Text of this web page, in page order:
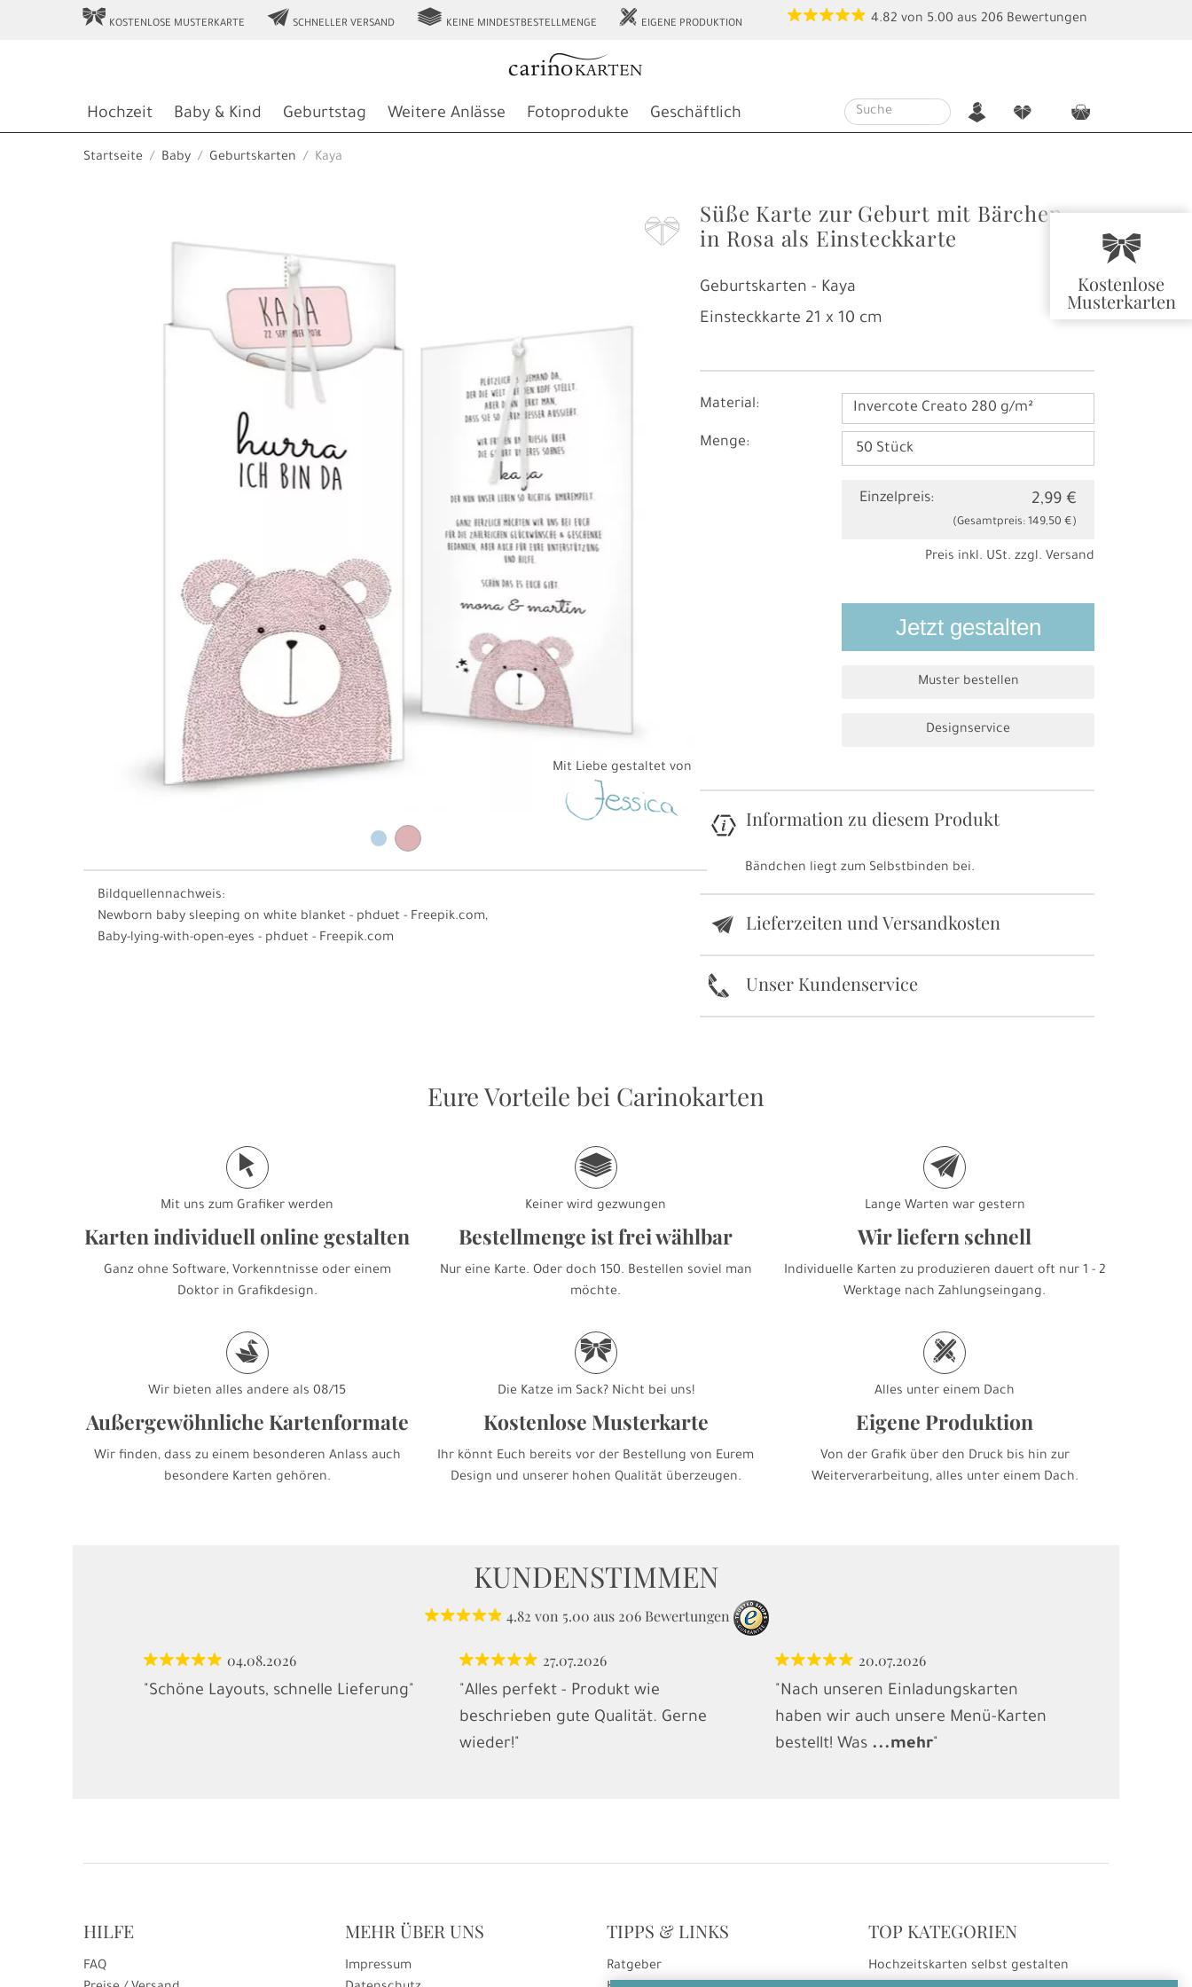
r
Kostenlose
Musterkarten
r KOSTENLOSE MUSTERKARTE e SCHNELLER VERSAND g KEINE MINDESTBESTELLMENGE h EIGENE PRODUKTION 4.82 von 5.00 aus 206 Bewertungen
Hochzeit Baby & Kind Geburtstag Weitere Anlässe Fotoprodukte Geschäftlich n f c
Startseite Baby Geburtskarten Kaya
F
Mit Liebe gestaltet von
Bildquellennachweis:
Newborn baby sleeping on white blanket - phduet - Freepik.com,
Baby-lying-with-open-eyes - phduet - Freepik.com
Süße Karte zur Geburt mit Bärchen
in Rosa als Einsteckkarte
Geburtskarten - Kaya
Einsteckkarte 21 x 10 cm
Material: Invercote Creato 280 g/m²
Menge:
Einzelpreis: 2,99 €
(Gesamtpreis: 149,50 €)
Preis inkl. USt. zzgl. Versand
Jetzt gestalten
Muster bestellen
Designservice
Information zu diesem Produkt
Bändchen liegt zum Selbstbinden bei.
e Lieferzeiten und Versandkosten
k Unser Kundenservice
Eure Vorteile bei Carinokarten
j
Mit uns zum Grafiker werden
Karten individuell online gestalten
Ganz ohne Software, Vorkenntnisse oder einem
Doktor in Grafikdesign.
g
Keiner wird gezwungen
Bestellmenge ist frei wählbar
Nur eine Karte. Oder doch 150. Bestellen soviel man
möchte.
e
Lange Warten war gestern
Wir liefern schnell
Individuelle Karten zu produzieren dauert oft nur 1 - 2
Werktage nach Zahlungseingang.
s
Wir bieten alles andere als 08/15
Außergewöhnliche Kartenformate
Wir finden, dass zu einem besonderen Anlass auch
besondere Karten gehören.
r
Die Katze im Sack? Nicht bei uns!
Kostenlose Musterkarte
Ihr könnt Euch bereits vor der Bestellung von Eurem
Design und unserer hohen Qualität überzeugen.
h
Alles unter einem Dach
Eigene Produktion
Von der Grafik über den Druck bis hin zur
Weiterverarbeitung, alles unter einem Dach.
KUNDENSTIMMEN
4.82 von 5.00 aus 206 Bewertungen
04.08.2026
"Schöne Layouts, schnelle Lieferung"
27.07.2026
"Alles perfekt - Produkt wie
beschrieben gute Qualität. Gerne
wieder!"
20.07.2026
"Nach unseren Einladungskarten
haben wir auch unsere Menü-Karten
bestellt! Was ...mehr
HILFE
FAQ
MEHR ÜBER UNS
Impressum
TIPPS & LINKS
Ratgeber
TOP KATEGORIEN
Hochzeitskarten selbst gestalten